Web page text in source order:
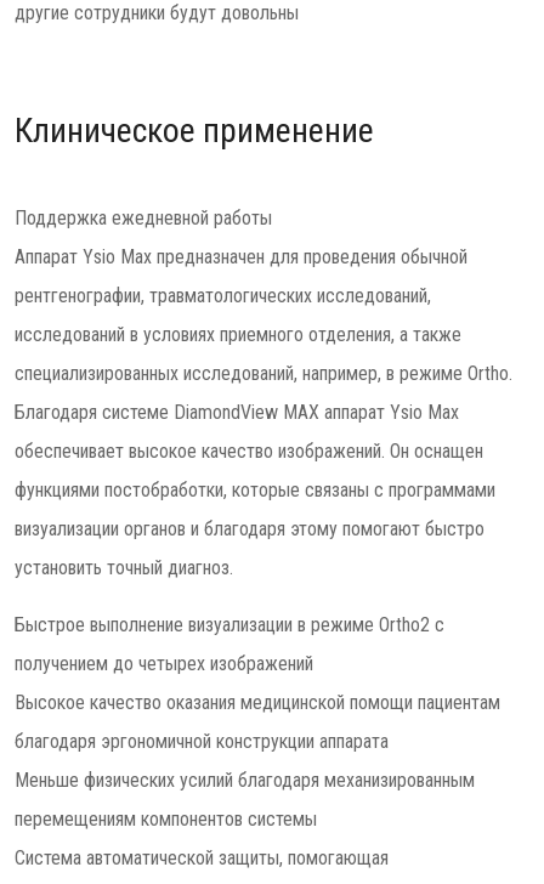
другие сотрудники будут довольны
Клиническое применение
Поддержка ежедневной работы
Аппарат Ysio Max предназначен для проведения обычной
рентгенографии, травматологических исследований,
исследований в условиях приемного отделения, а также
специализированных исследований, например, в режиме Ortho.
Благодаря системе DiamondView MAX аппарат Ysio Max
обеспечивает высокое качество изображений. Он оснащен
функциями постобработки, которые связаны с программами
визуализации органов и благодаря этому помогают быстро
установить точный диагноз.
Быстрое выполнение визуализации в режиме Ortho2 с
получением до четырех изображений
Высокое качество оказания медицинской помощи пациентам
благодаря эргономичной конструкции аппарата
Меньше физических усилий благодаря механизированным
перемещениям компонентов системы
Система автоматической защиты, помогающая